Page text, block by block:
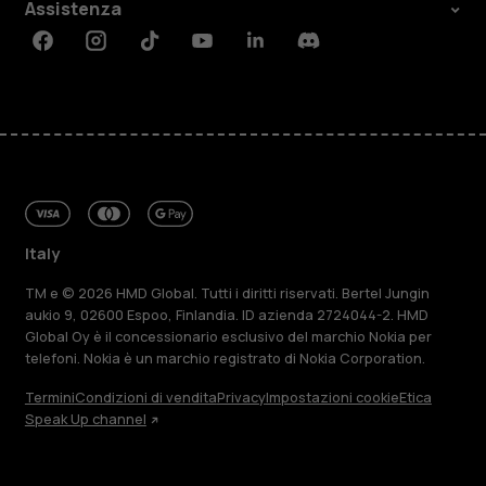
Assistenza
FacebookInstagramTiktokYoutubeLinkedinDiscord
Italy
TM e © 2026 HMD Global. Tutti i diritti riservati. Bertel Jungin
aukio 9, 02600 Espoo, Finlandia. ID azienda 2724044-2. HMD
Global Oy è il concessionario esclusivo del marchio Nokia per
telefoni. Nokia è un marchio registrato di Nokia Corporation.
TerminiCondizioni di venditaPrivacyImpostazioni cookieEtica
Speak Up channel